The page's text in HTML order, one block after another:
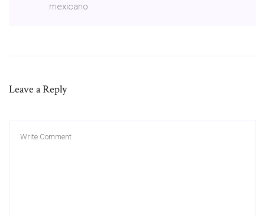
mexicano
Leave a Reply